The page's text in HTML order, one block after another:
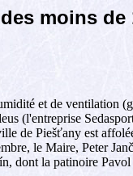
moins de
et de ventilation
(l'entreprise
de Piešťany est
le Maire, Peter
dont la patinoire